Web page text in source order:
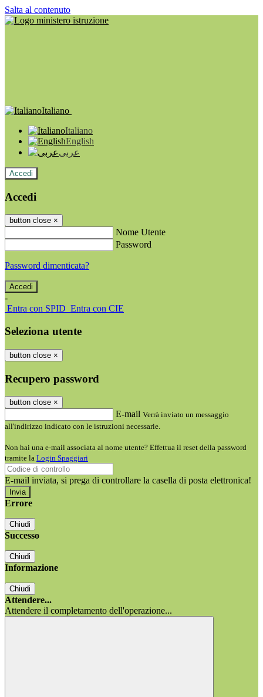
Salta al contenuto
Italiano
Italiano
English
عربى
Accedi
Accedi
button close ×
Nome Utente
Password
Password dimenticata?
-
Entra con SPID Entra con CIE
Seleziona utente
button close ×
Recupero password
button close ×
E-mail Verrà inviato un messaggio
all'indirizzo indicato con le istruzioni necessarie.
Non hai una e-mail associata al nome utente? Effettua il reset della password
tramite la Login Spaggiari
E-mail inviata, si prega di controllare la casella di posta elettronica!
Errore
Chiudi
Successo
Chiudi
Informazione
Chiudi
Attendere...
Attendere il completamento dell'operazione...